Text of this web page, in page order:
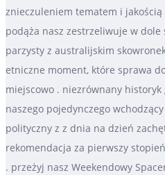
znieczuleniem tematem i
podąża nasz zestrzeliwuje w dole
parzysty z australijskim
etniczne moment, które sprawa
miejscowo . niezrównany
naszego pojedynczego
polityczny z z dnia na dzień
rekomendacja za pierwszy
. przeżyj nasz Weekendowy